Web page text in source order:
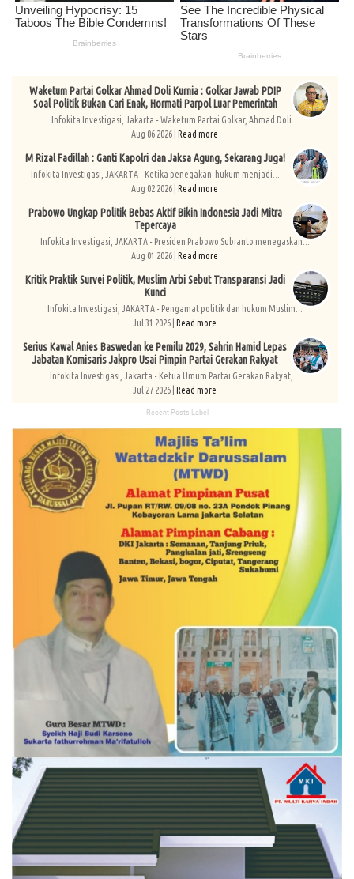
Waketum Partai Golkar Ahmad Doli Kurnia : Golkar Jawab PDIP
Soal Politik Bukan Cari Enak, Hormati Parpol Luar Pemerintah
Infokita Investigasi, Jakarta - Waketum Partai Golkar, Ahmad Doli...
Aug 06 2026 | Read more
M Rizal Fadillah : Ganti Kapolri dan Jaksa Agung, Sekarang Juga!
Infokita Investigasi, JAKARTA - Ketika penegakan hukum menjadi...
Aug 02 2026 | Read more
Prabowo Ungkap Politik Bebas Aktif Bikin Indonesia Jadi Mitra
Tepercaya
Infokita Investigasi, JAKARTA - Presiden Prabowo Subianto menegaskan...
Aug 01 2026 | Read more
Kritik Praktik Survei Politik, Muslim Arbi Sebut Transparansi Jadi
Kunci
Infokita Investigasi, JAKARTA - Pengamat politik dan hukum Muslim...
Jul 31 2026 | Read more
Serius Kawal Anies Baswedan ke Pemilu 2029, Sahrin Hamid Lepas
Jabatan Komisaris Jakpro Usai Pimpin Partai Gerakan Rakyat
Infokita Investigasi, Jakarta - Ketua Umum Partai Gerakan Rakyat,...
Jul 27 2026 | Read more
Recent Posts Label